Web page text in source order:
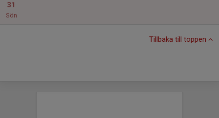
31
Sön
Tillbaka till toppen